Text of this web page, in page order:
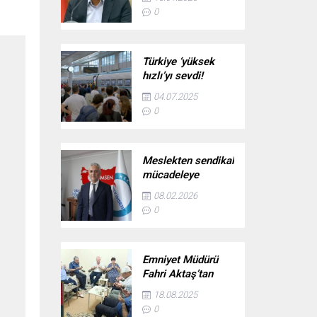
başlıyor!
0
Türkiye ‘yüksek
hızlı’yı sevdi!
Ankara-İstanbul
hattı 38 milyonu
taşıdı
04.07.2025
0
Meslekten sendikal
mücadeleye
uzanan yol: Uzm.
Dr. Adil Kurban –
Birlik Haber Ajansı
08.02.2026
0
Emniyet Müdürü
Fahri Aktaş’tan
şehit ailesine vefa
ziyareti
18.08.2025
0